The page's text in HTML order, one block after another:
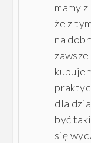
mamy
że z
na
dla
być
się